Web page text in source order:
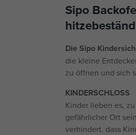
Sipo
Die Sipo
die kleine
zu öffnen und sich
KINDERSCHLOSS
Kinder lieben es,
gefährlicher Ort
verhindert, dass